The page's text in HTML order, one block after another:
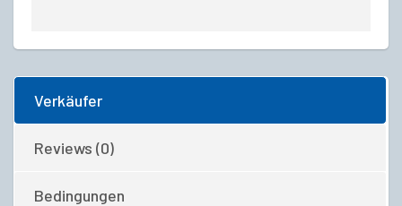
Verkäufer
Reviews (0)
Bedingungen